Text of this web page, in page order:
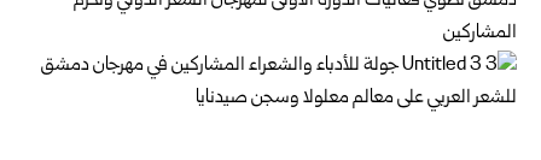
المشاركين